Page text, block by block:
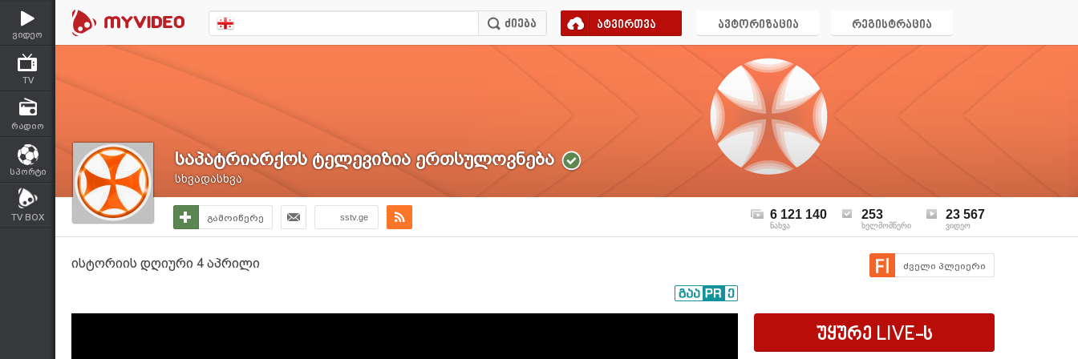
ვიდეო
TV
რადიო
სპორტი
TV BOX
ატვირთვა ავტორიზაცია რეგისტრაცია
საპატრიარქოს ტელევიზია ერთსულოვნება
სხვადასხვა
გამოიწერე sstv.ge 6 121 140
ნახვა
253
ხელმომწერი
23 567
ვიდეო
ისტორიის დღიური 4 აპრილი ძველი პლეიერი
უყურე LIVE-ს